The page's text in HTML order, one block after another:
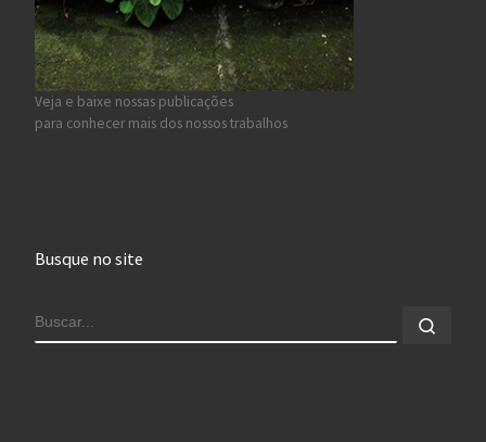
Veja e baixe nossas publicações
para conhecer mais dos nossos trabalhos
Busque no site
BUSCAR